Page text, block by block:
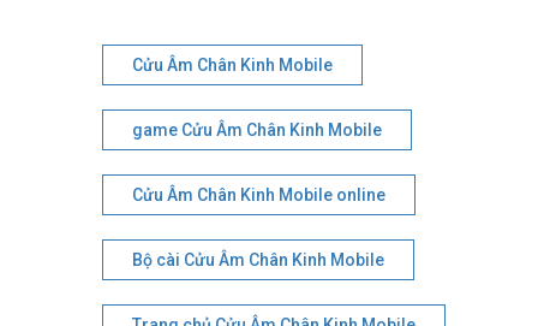
Cửu Âm Chân Kinh Mobile
game Cửu Âm Chân Kinh Mobile
Cửu Âm Chân Kinh Mobile online
Bộ cài Cửu Âm Chân Kinh Mobile